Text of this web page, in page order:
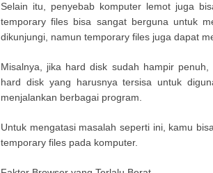
Selain itu, penyebab komputer lemot juga
temporary files bisa sangat berguna untuk
dikunjungi, namun temporary files juga dapat
Misalnya, jika hard disk sudah hampir
hard disk yang harusnya tersisa untuk
menjalankan berbagai program.
Untuk mengatasi masalah seperti ini, kamu
temporary files pada komputer.